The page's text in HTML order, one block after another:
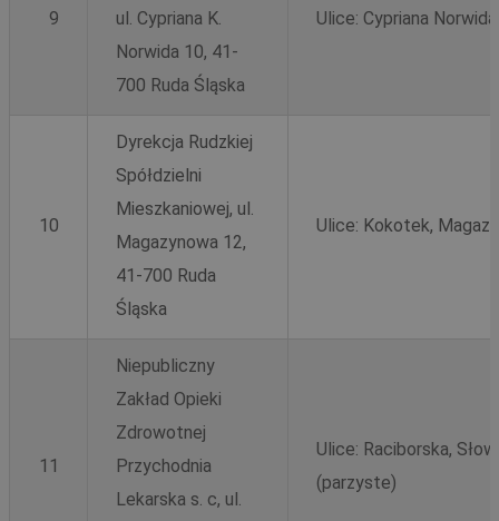
9
ul. Cypriana K.
Norwida 10, 41-
700 Ruda Śląska
Ulice: Cypriana
10
Dyrekcja Rudzkiej
Spółdzielni
Mieszkaniowej, ul.
Magazynowa 12,
41-700 Ruda
Śląska
Ulice: Kokotek,
11
Niepubliczny
Zakład Opieki
Zdrowotnej
Przychodnia
Lekarska s. c, ul.
Ulice: Raciborska,
(parzyste)